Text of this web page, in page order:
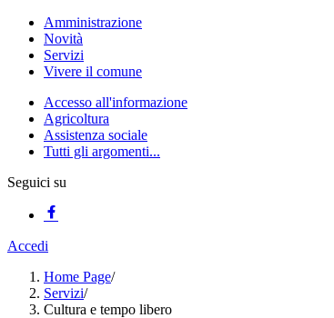
Amministrazione
Novità
Servizi
Vivere il comune
Accesso all'informazione
Agricoltura
Assistenza sociale
Tutti gli argomenti...
Seguici su
Accedi
Home Page/
Servizi/
Cultura e tempo libero